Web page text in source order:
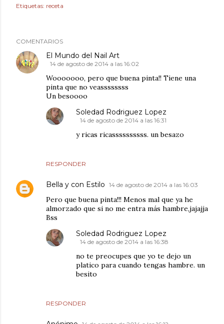
Etiquetas: receta
COMENTARIOS
El Mundo del Nail Art
14 de agosto de 2014 a las 16:02
Wooooooo, pero que buena pinta!! Tiene una
pinta que no veassssssss
Un besoooo
RESPONDER
Soledad Rodriguez Lopez
14 de agosto de 2014 a las 16:31
y ricas ricassssssssss. un besazo
Bella y con Estilo 14 de agosto de 2014 a las 16:03
Pero que buena pinta!!! Menos mal que ya he
almorzado que si no me entra más hambre,jajajja
Bss
RESPONDER
Soledad Rodriguez Lopez
14 de agosto de 2014 a las 16:38
no te preocupes que yo te dejo un
platico para cuando tengas hambre. un
besito